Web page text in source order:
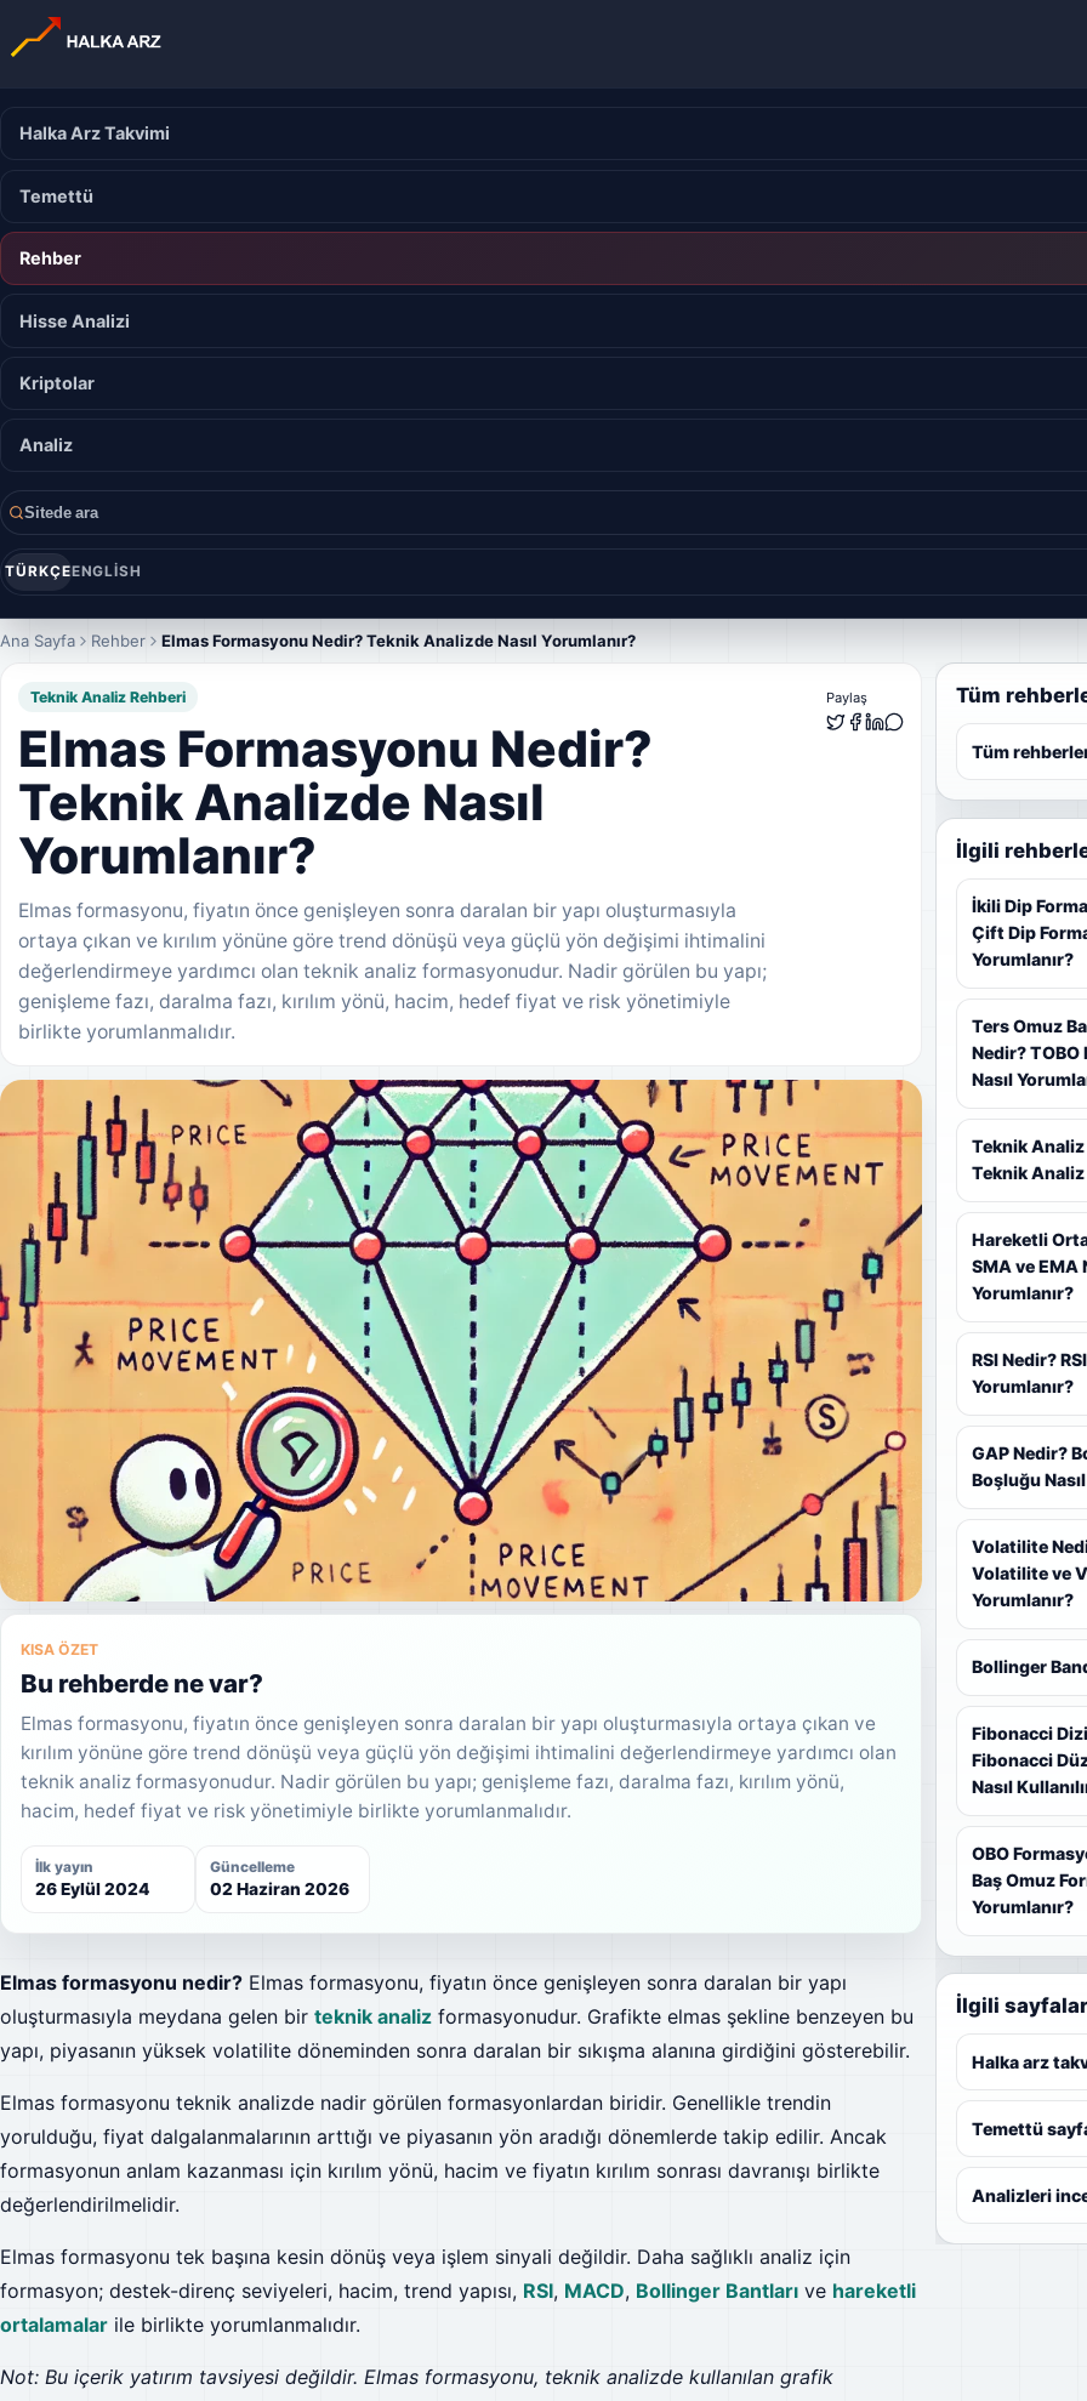
Halka Arz Takvimi
Temettü
Rehber
Hisse Analizi
Kriptolar
Analiz
Sitede ara
TÜRKÇEENGLISH
Ana Sayfa Rehber Elmas Formasyonu Nedir? Teknik Analizde Nasıl Yorumlanır?
Teknik Analiz Rehberi
Elmas Formasyonu Nedir?
Teknik Analizde Nasıl
Yorumlanır?
Elmas formasyonu, fiyatın önce genişleyen sonra daralan bir yapı oluşturmasıyla
ortaya çıkan ve kırılım yönüne göre trend dönüşü veya güçlü yön değişimi ihtimalini
değerlendirmeye yardımcı olan teknik analiz formasyonudur. Nadir görülen bu yapı;
genişleme fazı, daralma fazı, kırılım yönü, hacim, hedef fiyat ve risk yönetimiyle
birlikte yorumlanmalıdır.
Paylaş
KISA ÖZET
Bu rehberde ne var?
Elmas formasyonu, fiyatın önce genişleyen sonra daralan bir yapı oluşturmasıyla ortaya çıkan ve
kırılım yönüne göre trend dönüşü veya güçlü yön değişimi ihtimalini değerlendirmeye yardımcı olan
teknik analiz formasyonudur. Nadir görülen bu yapı; genişleme fazı, daralma fazı, kırılım yönü,
hacim, hedef fiyat ve risk yönetimiyle birlikte yorumlanmalıdır.
İlk yayın
26 Eylül 2024
Güncelleme
02 Haziran 2026
Elmas formasyonu nedir? Elmas formasyonu, fiyatın önce genişleyen sonra daralan bir yapı
oluşturmasıyla meydana gelen bir teknik analiz formasyonudur. Grafikte elmas şekline benzeyen bu
yapı, piyasanın yüksek volatilite döneminden sonra daralan bir sıkışma alanına girdiğini gösterebilir.
Elmas formasyonu teknik analizde nadir görülen formasyonlardan biridir. Genellikle trendin
yorulduğu, fiyat dalgalanmalarının arttığı ve piyasanın yön aradığı dönemlerde takip edilir. Ancak
formasyonun anlam kazanması için kırılım yönü, hacim ve fiyatın kırılım sonrası davranışı birlikte
değerlendirilmelidir.
Elmas formasyonu tek başına kesin dönüş veya işlem sinyali değildir. Daha sağlıklı analiz için
formasyon; destek-direnç seviyeleri, hacim, trend yapısı, RSI, MACD, Bollinger Bantları ve hareketli
ortalamalar ile birlikte yorumlanmalıdır.
Not: Bu içerik yatırım tavsiyesi değildir. Elmas formasyonu, teknik analizde kullanılan grafik
Tüm
Tüm
İlgili
İkili Dip
Çift Dip
Yorumlanır?
Ters Omuz
Nedir?
Nasıl
Teknik
Teknik Analiz
Hareketli
SMA ve EMA
Yorumlanır?
RSI Nedir?
Yorumlanır?
GAP Nedir?
Boşluğu
Volatilite
Volatilite ve
Yorumlanır?
Bollinger
Fibonacci
Fibonacci
Nasıl
OBO
Baş Omuz
Yorumlanır?
İlgili sayfalar
Halka arz
Temettü
Analizleri